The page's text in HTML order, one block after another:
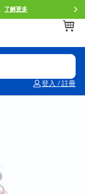
登入 / 註冊